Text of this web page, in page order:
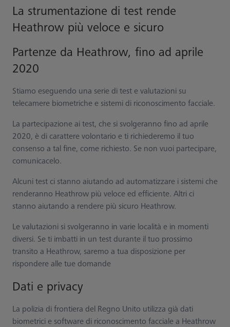
La strumentazione di test rende
Heathrow più veloce e sicuro
Partenze da Heathrow, fino ad aprile
2020
Stiamo eseguendo una serie di test e valutazioni su
telecamere biometriche e sistemi di riconoscimento facciale.
La partecipazione ai test, che si svolgeranno fino ad aprile
2020, è di carattere volontario e ti richiederemo il tuo
consenso a tal fine, come richiesto. Se non vuoi partecipare,
comunicacelo.
Alcuni test ci stanno aiutando ad automatizzare i sistemi che
renderanno Heathrow più veloce ed efficiente. Altri ci
stanno aiutando a rendere più sicuro Heathrow.
Le valutazioni si svolgeranno in varie località e in momenti
diversi. Se ti imbatti in un test durante il tuo prossimo
transito a Heathrow, saremo a tua disposizione per
rispondere alle tue domande
Dati e privacy
La polizia di frontiera del Regno Unito utilizza già dati
biometrici e software di riconoscimento facciale a Heathrow